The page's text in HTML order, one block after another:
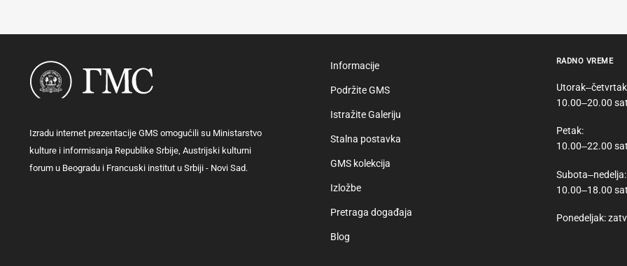
Izradu internet prezentacije GMS omogućili su Ministarstvo
kulture i informisanja Republike Srbije, Austrijski kulturni
forum u Beogradu i Francuski institut u Srbiji - Novi Sad.
Informacije
Podržite GMS
Istražite Galeriju
Stalna postavka
GMS kolekcija
Izložbe
Pretraga događaja
Blog
RADNO VREME
10.00‒20.00
Petak:
10.00‒22.00
Subota‒nedelja:
10.00‒18.00
Ponedeljak: